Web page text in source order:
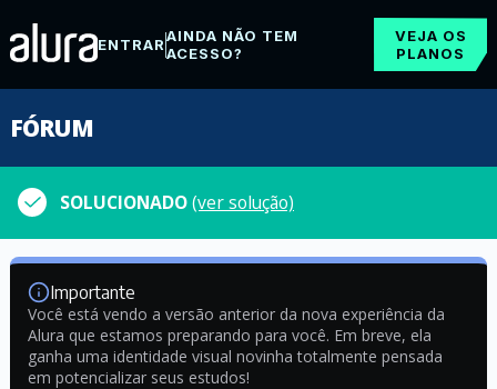
ENTRARAINDA NÃO TEM
ACESSO?
VEJA OS
PLANOS
FÓRUM
SOLUCIONADO(ver solução)
Importante
Você está vendo a versão anterior da nova experiência da
Alura que estamos preparando para você. Em breve, ela
ganha uma identidade visual novinha totalmente pensada
em potencializar seus estudos!